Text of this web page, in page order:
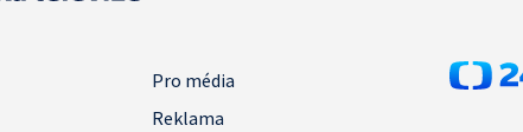
Pro média
Reklama